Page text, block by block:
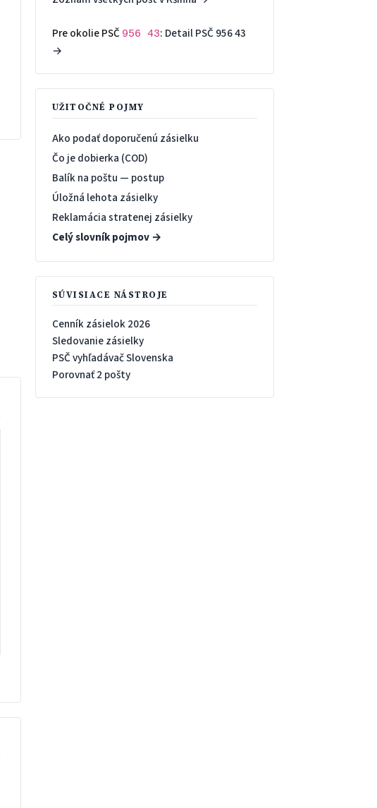
Pre okolie PSČ 956 43: Detail PSČ 956 43
→
UŽITOČNÉ POJMY
Ako podať doporučenú zásielku
Čo je dobierka (COD)
Balík na poštu — postup
Úložná lehota zásielky
Reklamácia stratenej zásielky
Celý slovník pojmov →
SÚVISIACE NÁSTROJE
Cenník zásielok 2026
Sledovanie zásielky
PSČ vyhľadávač Slovenska
Porovnať 2 pošty